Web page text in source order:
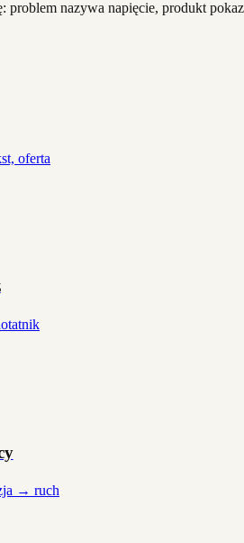
problem nazywa napięcie, produkt
oferta
→ ruch